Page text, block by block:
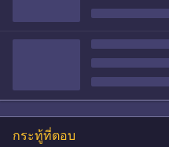
กระทู้ที่ตอบ